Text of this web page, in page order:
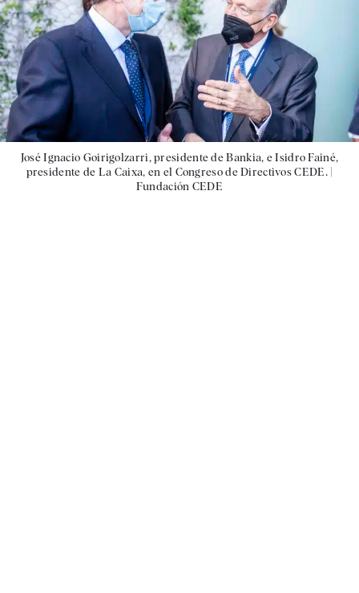
José Ignacio Goirigolzarri, presidente de Bankia, e Isidro Fainé,
presidente de La Caixa, en el Congreso de Directivos CEDE. |
Fundación CEDE